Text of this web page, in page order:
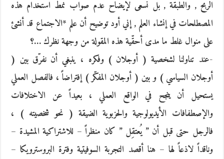
الربح , والطبقة , بل نسعى لإيضاح عدم صواب نمط استخدام هذه
المصطلحات في إنشاء العلم , إني أود توضيح أن علم *الاجتماع قد أنشئ
على منوال غلط ما مدى أحقّية هذه المقولة من وجهة نظرك …؟
-عند تناولنا لشخصية ( أوجلان ) وفكره ، ينبغي أن نفرّق بين (
أوجلان السياسي ) و بين ( أوجلان المفكّر ) إفتراضاً ، فالفصل العملي
يستحيل أن ينجح في الواقع العملي ، بعيداً عن الاختلافات
والإصطفافات الأيديولوجية والحزبوية الضيقة ( نحو شخصيته ) ،
فالرجل حتى قبل أن ” يُعتقِل ” كان منظراً – للاشتراكية المشيدة –
وناقداً لاذعاً لها – هنا أقصد التجربة السوفيتية وفترة البروسترويكا –